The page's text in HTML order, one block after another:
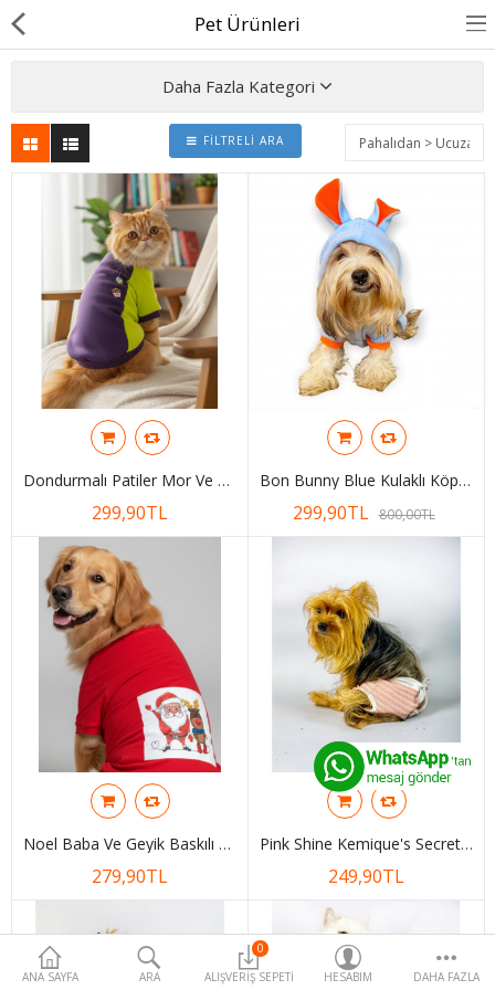
KÖPEKLER İÇİN
KEDİLER İÇİN
AKSESUAR
BLOG
BEDEN YARDIMI
Para Birimi
ANA SAYFA ARA
0
ALIŞVERIŞ SEPETI
HESABIM DAHA FAZLA
Pet Ürünleri
Daha Fazla Kategori
FILTRELI ARA
Dondurmalı Patiler Mor Ve Fosforlu Sarı Kedi Polar Sweatshirt
299,90TL
Bon Bunny Blue Kulaklı Köpek Tulumu Kıyafeti
299,90TL 800,00TL
Noel Baba Ve Geyik Baskılı Kırmızı Pamuklu Yılbaşı Köpek Tişörtü | Orta Ve Büyük Irklar İçin
279,90TL
Pink Shine Kemique's Secret Köpek İç Çamaşırı Regl Külot Don
249,90TL